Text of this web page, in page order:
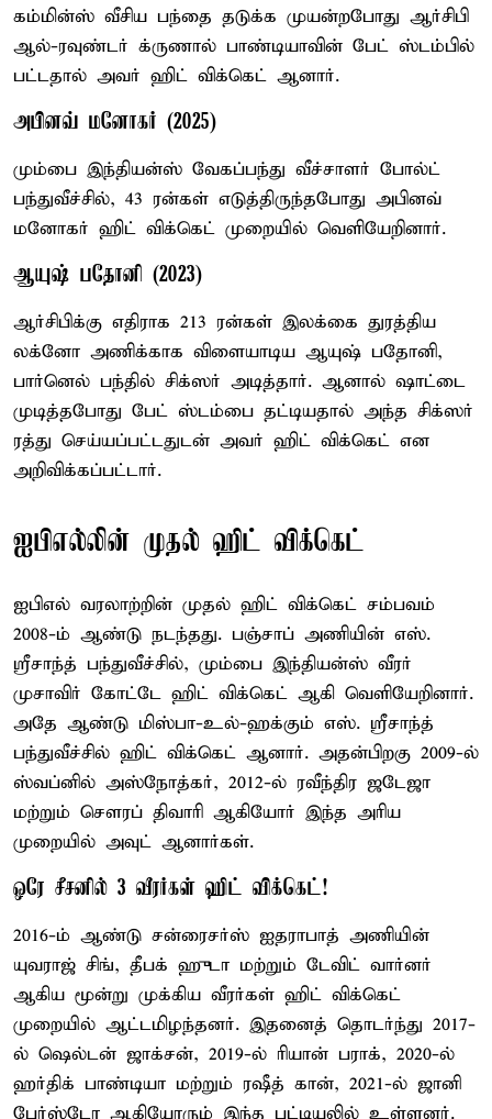
கம்மின்ஸ் வீசிய பந்தை தடுக்க முயன்றபோது ஆர்சிபி
ஆல்-ரவுண்டர் க்ருணால் பாண்டியாவின் பேட் ஸ்டம்பில்
பட்டதால் அவர் ஹிட் விக்கெட் ஆனார்.
அபினவ் மனோகர் (2025)
மும்பை இந்தியன்ஸ் வேகப்பந்து வீச்சாளர் போல்ட்
பந்துவீச்சில், 43 ரன்கள் எடுத்திருந்தபோது அபினவ்
மனோகர் ஹிட் விக்கெட் முறையில் வெளியேறினார்.
ஆயுஷ் பதோனி (2023)
ஆர்சிபிக்கு எதிராக 213 ரன்கள் இலக்கை துரத்திய
லக்னோ அணிக்காக விளையாடிய ஆயுஷ் பதோனி,
பார்னெல் பந்தில் சிக்ஸர் அடித்தார். ஆனால் ஷாட்டை
முடித்தபோது பேட் ஸ்டம்பை தட்டியதால் அந்த சிக்ஸர்
ரத்து செய்யப்பட்டதுடன் அவர் ஹிட் விக்கெட் என
அறிவிக்கப்பட்டார்.
ஐபிஎல்லின் முதல் ஹிட் விக்கெட்
ஐபிஎல் வரலாற்றின் முதல் ஹிட் விக்கெட் சம்பவம்
2008-ம் ஆண்டு நடந்தது. பஞ்சாப் அணியின் எஸ்.
ஸ்ரீசாந்த் பந்துவீச்சில், மும்பை இந்தியன்ஸ் வீரர்
முசாவிர் கோட்டே ஹிட் விக்கெட் ஆகி வெளியேறினார்.
அதே ஆண்டு மிஸ்பா-உல்-ஹக்கும் எஸ். ஸ்ரீசாந்த்
பந்துவீச்சில் ஹிட் விக்கெட் ஆனார். அதன்பிறகு 2009-ல்
ஸ்வப்னில் அஸ்நோத்கர், 2012-ல் ரவீந்திர ஜடேஜா
மற்றும் சௌரப் திவாரி ஆகியோர் இந்த அரிய
முறையில் அவுட் ஆனார்கள்.
ஒரே சீசனில் 3 வீரர்கள் ஹிட் விக்கெட்!
2016-ம் ஆண்டு சன்ரைசர்ஸ் ஐதராபாத் அணியின்
யுவராஜ் சிங், தீபக் ஹுடா மற்றும் டேவிட் வார்னர்
ஆகிய மூன்று முக்கிய வீரர்கள் ஹிட் விக்கெட்
முறையில் ஆட்டமிழந்தனர். இதனைத் தொடர்ந்து 2017-
ல் ஷெல்டன் ஜாக்சன், 2019-ல் ரியான் பராக், 2020-ல்
ஹர்திக் பாண்டியா மற்றும் ரஷீத் கான், 2021-ல் ஜானி
பேர்ஸ்டோ ஆகியோரும் இந்த பட்டியலில் உள்ளனர்.